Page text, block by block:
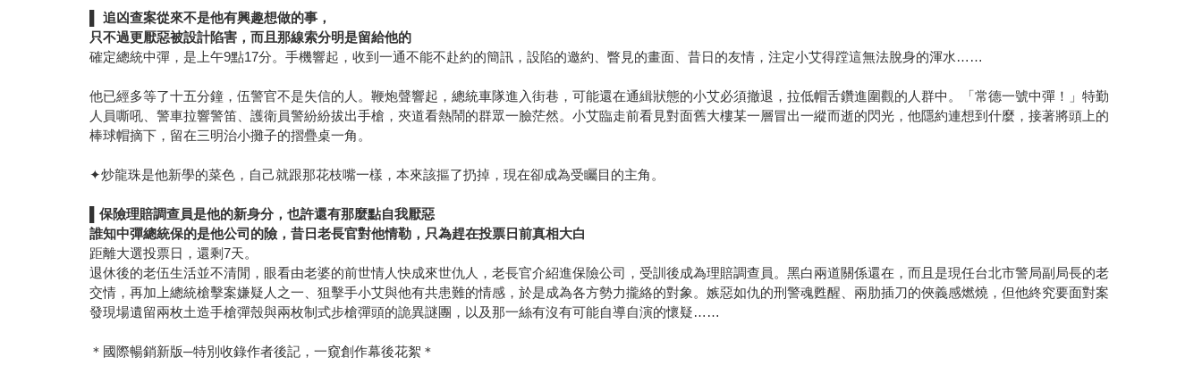
▌追凶查案從來不是他有興趣想做的事，
只不過更厭惡被設計陷害，而且那線索分明是留給他的
確定總統中彈，是上午9點17分。手機響起，收到一通不能不赴約的簡訊，設陷的邀約、瞥見的畫面、昔日的友情，注定小艾得蹚這無法脫身的渾水……
他已經多等了十五分鐘，伍警官不是失信的人。鞭炮聲響起，總統車隊進入街巷，可能還在通緝狀態的小艾必須撤退，拉低帽舌鑽進圍觀的人群中。「常德一號中彈！」特勤
人員嘶吼、警車拉響警笛、護衛員警紛紛拔出手槍，夾道看熱鬧的群眾一臉茫然。小艾臨走前看見對面舊大樓某一層冒出一縱而逝的閃光，他隱約連想到什麼，接著將頭上的
棒球帽摘下，留在三明治小攤子的摺疊桌一角。
✦炒龍珠是他新學的菜色，自己就跟那花枝嘴一樣，本來該摳了扔掉，現在卻成為受矚目的主角。
▌保險理賠調查員是他的新身分，也許還有那麼點自我厭惡
誰知中彈總統保的是他公司的險，昔日老長官對他情勒，只為趕在投票日前真相大白
距離大選投票日，還剩7天。
退休後的老伍生活並不清閒，眼看由老婆的前世情人快成來世仇人，老長官介紹進保險公司，受訓後成為理賠調查員。黑白兩道關係還在，而且是現任台北市警局副局長的老
交情，再加上總統槍擊案嫌疑人之一、狙擊手小艾與他有共患難的情感，於是成為各方勢力攏絡的對象。嫉惡如仇的刑警魂甦醒、兩肋插刀的俠義感燃燒，但他終究要面對案
發現場遺留兩枚土造手槍彈殼與兩枚制式步槍彈頭的詭異謎團，以及那一絲有沒有可能自導自演的懷疑……
＊國際暢銷新版─特別收錄作者後記，一窺創作幕後花絮＊